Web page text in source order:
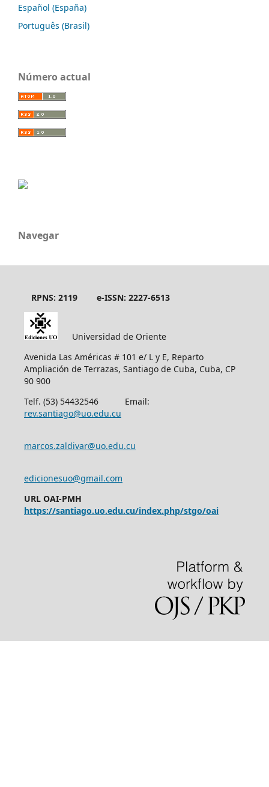
Español (España)
Português (Brasil)
Número actual
Navegar
RPNS: 2119 e-ISSN: 2227-6513
Universidad de Oriente
Avenida Las Américas # 101 e/ L y E, Reparto
Ampliación de Terrazas, Santiago de Cuba, Cuba, CP
90 900
Telf. (53) 54432546 Email:
rev.santiago@uo.edu.cu
marcos.zaldivar@uo.edu.cu
edicionesuo@gmail.com
URL OAI-PMH
https://santiago.uo.edu.cu/index.php/stgo/oai